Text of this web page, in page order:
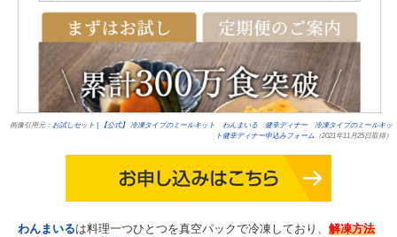
画像引用元： お試しセット | 【公式】 冷凍タイプのミールキット わんまいる 健幸ディナー 冷凍タイプのミールキッ
ト健幸ディナー申込みフォーム
（2021年11月25日取得）
わんまいるは料理一つひとつを真空パックで冷凍しており、 解凍方法